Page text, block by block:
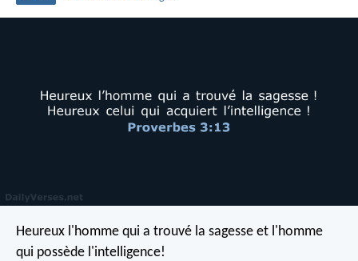
Heureux l'homme qui a trouvé la sagesse et l'homme
qui possède l'intelligence!